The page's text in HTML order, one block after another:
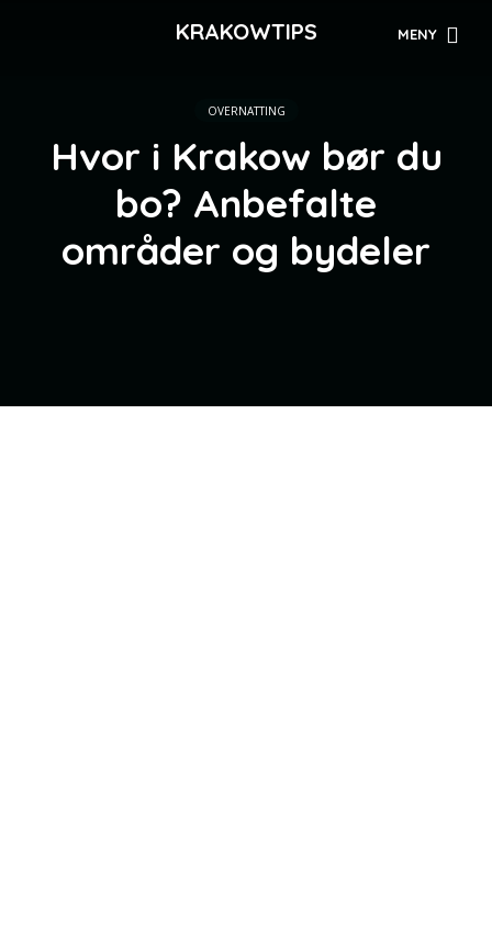
KRAKOWTIPS MENY
OVERNATTING
Hvor i Krakow bør du
bo? Anbefalte
områder og bydeler